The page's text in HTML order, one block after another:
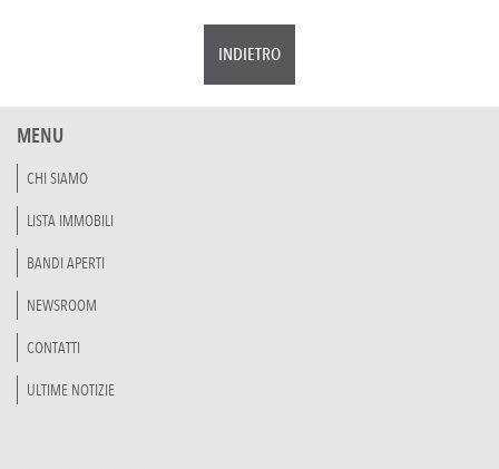
INDIETRO
MENU
CHI SIAMO
LISTA IMMOBILI
BANDI APERTI
NEWSROOM
CONTATTI
ULTIME NOTIZIE